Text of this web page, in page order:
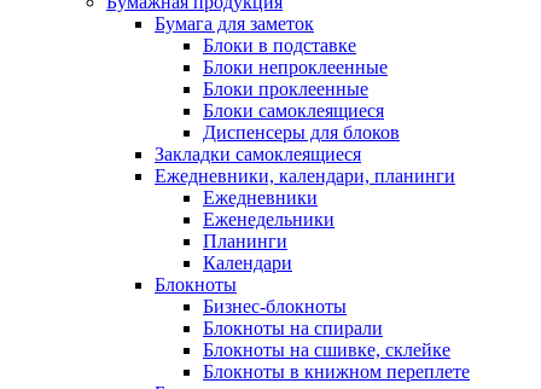
Бумага для заметок
Блоки в подставке
Блоки непроклеенные
Блоки проклеенные
Блоки самоклеящиеся
Диспенсеры для блоков
Закладки самоклеящиеся
Ежедневники, календари, планинги
Ежедневники
Еженедельники
Планинги
Календари
Блокноты
Бизнес-блокноты
Блокноты на спирали
Блокноты на сшивке, склейке
Блокноты в книжном переплете